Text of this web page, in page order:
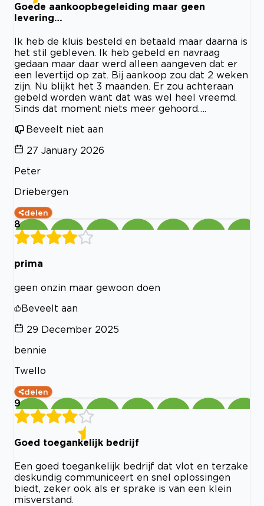
Goede aankoopbegeleiding maar geen
levering…
Ik heb de kluis besteld en betaald maar daarna is
het stil gebleven. Ik heb gebeld en navraag
gedaan maar daar werd alleen aangeven dat er
een levertijd op zat. Bij aankoop zou dat 2 weken
zijn. Nu blijkt het 3 maanden. Er zou achteraan
gebeld worden want dat was wel heel vreemd.
Sinds dat moment niets meer gehoord….
Beveelt niet aan
27 January 2026
Peter
Driebergen
delen
8
prima
geen onzin maar gewoon doen
Beveelt aan
29 December 2025
bennie
Twello
delen
9
Goed toegankelijk bedrijf
Een goed toegankelijk bedrijf dat vlot en terzake
deskundig communiceert en snel oplossingen
biedt, zeker ook als er sprake is van een klein
misverstand.